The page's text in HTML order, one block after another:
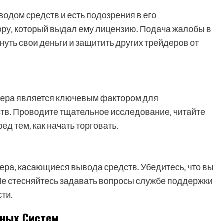
средств и есть подозрения в его
который выдал ему лицензию. Подача жалобы в
свои деньги и защитить других трейдеров от
является ключевым фактором для
Проводите тщательное исследование‚ читайте
тем‚ как начать торговать.
касающиеся вывода средств. Убедитесь‚ что вы
стесняйтесь задавать вопросы службе поддержки